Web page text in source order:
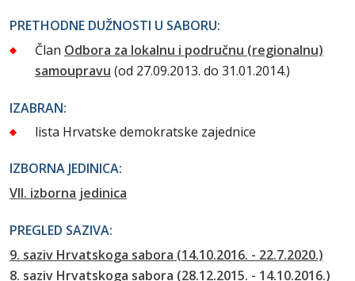
PRETHODNE DUŽNOSTI U SABORU:
Član Odbora za lokalnu i područnu (regionalnu)
samoupravu (od 27.09.2013. do 31.01.2014.)
IZABRAN:
lista Hrvatske demokratske zajednice
IZBORNA JEDINICA:
VII. izborna jedinica
PREGLED SAZIVA:
9. saziv Hrvatskoga sabora (14.10.2016. - 22.7.2020.)
8. saziv Hrvatskoga sabora (28.12.2015. - 14.10.2016.)